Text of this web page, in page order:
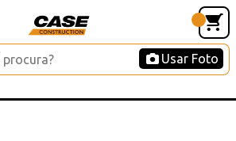
Usar Foto